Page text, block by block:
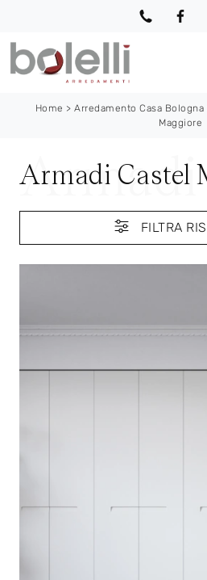
Home > Arredamento Casa Bologna
Maggiore
Armadi Castel
FILTRA